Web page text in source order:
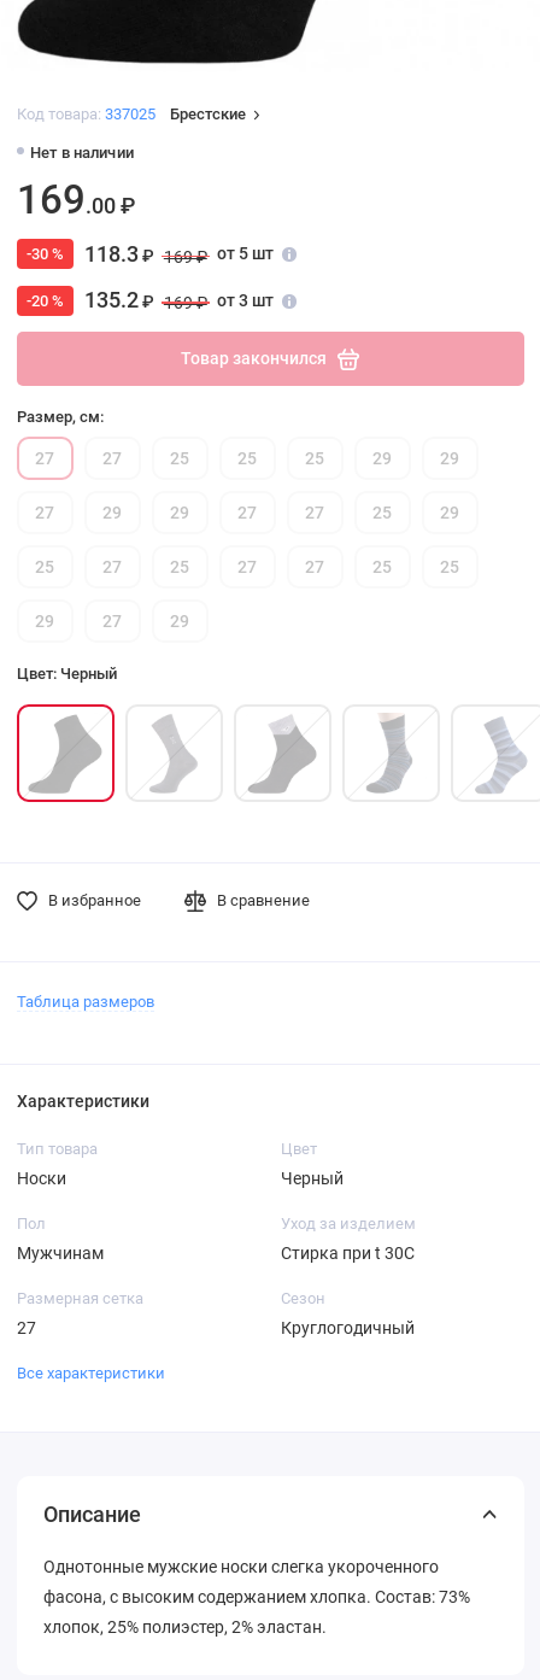
Код товара: 337025 Брестские
Нет в наличии
169.00 ₽
-30 % 118.3₽ 169 ₽ от 5 шт
-20 % 135.2₽ 169 ₽ от 3 шт
Товар закончился
Размер, см:
27 27 25 25 25 29 29
27 29 29 27 27 25 29
25 27 25 27 27 25 25
29 27 29
Цвет: Черный
В избранное В сравнение
Таблица размеров
Характеристики
Тип товара
Носки
Цвет
Черный
Пол
Мужчинам
Уход за изделием
Стирка при t 30С
Размерная сетка
27
Сезон
Круглогодичный
Все характеристики
Описание
Однотонные мужские носки слегка укороченного
фасона, с высоким содержанием хлопка. Состав: 73%
хлопок, 25% полиэстер, 2% эластан.